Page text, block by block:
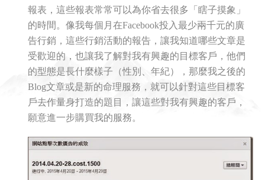
報表，這些報表常常可以為你省去很多「瞎子摸象」
的時間。像我每個月在Facebook投入最少兩千元的廣
告行銷，這些行銷活動的報告，讓我知道哪些文章是
受歡迎的，也讓我了解對我有興趣的目標客戶，他們
的型態是長什麼樣子（性別、年紀），那麼我之後的
Blog文章或是新的命理服務，就可以針對這些目標客
戶去作量身打造的題目，讓這些對我有興趣的客戶，
願意進一步購買我的服務。